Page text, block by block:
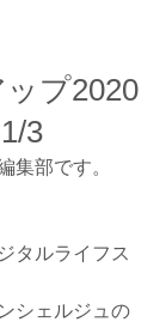
プ2020
3
集部です。
タルライフス
シェルジュの